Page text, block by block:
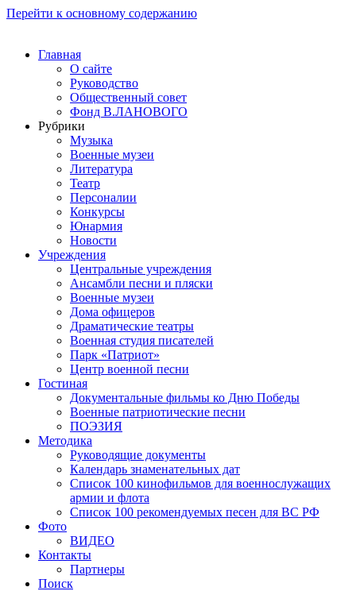
Перейти к основному содержанию
Главная
О сайте
Руководство
Общественный совет
Фонд В.ЛАНОВОГО
Рубрики
Музыка
Военные музеи
Литература
Театр
Персоналии
Конкурсы
Юнармия
Новости
Учреждения
Центральные учреждения
Ансамбли песни и пляски
Военные музеи
Дома офицеров
Драматические театры
Военная студия писателей
Парк «Патриот»
Центр военной песни
Гостиная
Документальные фильмы ко Дню Победы
Военные патриотические песни
ПОЭЗИЯ
Методика
Руководящие документы
Календарь знаменательных дат
Список 100 кинофильмов для военнослужащих
армии и флота
Список 100 рекомендуемых песен для ВС РФ
Фото
ВИДЕО
Контакты
Партнеры
Поиск